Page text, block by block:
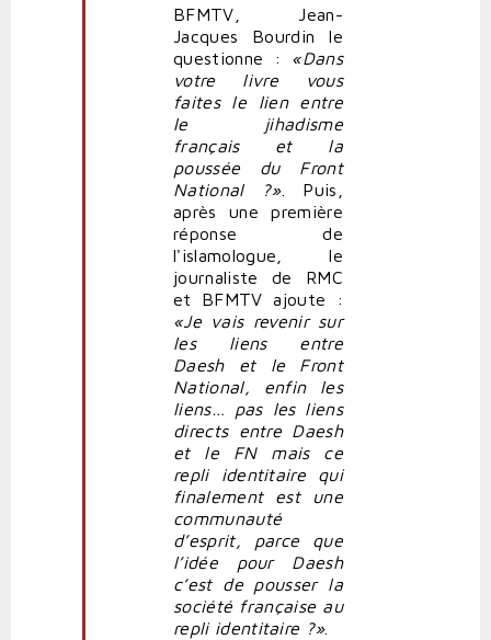
BFMTV, Jean-
Jacques Bourdin le
questionne : «Dans
votre livre vous
faites le lien entre
le jihadisme
français et la
poussée du Front
National ?». Puis,
après une première
réponse de
l'islamologue, le
journaliste de RMC
et BFMTV ajoute :
«Je vais revenir sur
les liens entre
Daesh et le Front
National, enfin les
liens… pas les liens
directs entre Daesh
et le FN mais ce
repli identitaire qui
finalement est une
communauté
d’esprit, parce que
l’idée pour Daesh
c’est de pousser la
société française au
repli identitaire ?».